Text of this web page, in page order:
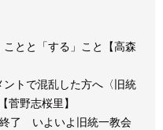
とと「する」こと【高森
トで混乱した方へ〈旧統
菅野志桜里】
終了 いよいよ旧統一教会